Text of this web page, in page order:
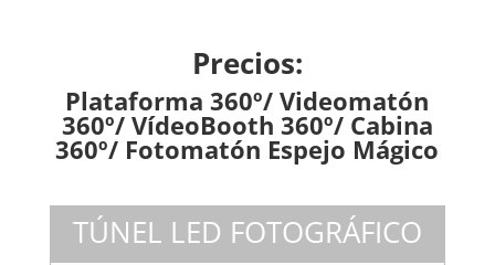
Precios:
Plataforma 360º/ Videomatón
360º/ VídeoBooth 360º/ Cabina
360º/ Fotomatón Espejo Mágico
TÚNEL LED FOTOGRÁFICO